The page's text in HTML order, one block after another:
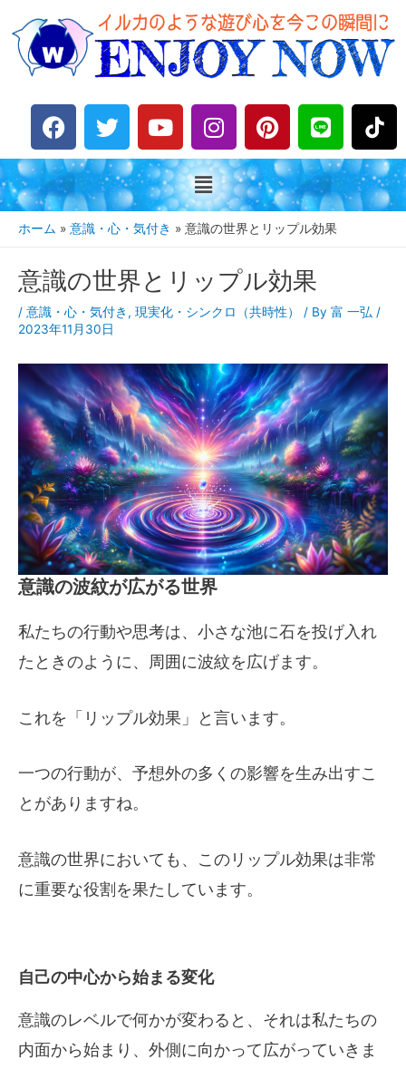
F
a
c
e
b
o
k
T
w
i
t
t
e
Y
o
u
t
u
b
I
n
s
t
a
g
a
m
P
i
n
t
e
r
s
t
L
i
n
e
ホーム 意識・心・気付き 意識の世界とリップル効果
意識の世界とリップル効果
/ 意識・心・気付き , 現実化・シンクロ（共時性） / By 富 一弘 /
2023年11月30日
意識の波紋が広がる世界
私たちの行動や思考は、小さな池に石を投げ入れ
たときのように、周囲に波紋を広げます。
これを「リップル効果」と言います。
一つの行動が、予想外の多くの影響を生み出すこ
とがありますね。
意識の世界においても、このリップル効果は非常
に重要な役割を果たしています。
自己の中心から始まる変化
意識のレベルで何かが変わると、それは私たちの
内面から始まり、外側に向かって広がっていきま